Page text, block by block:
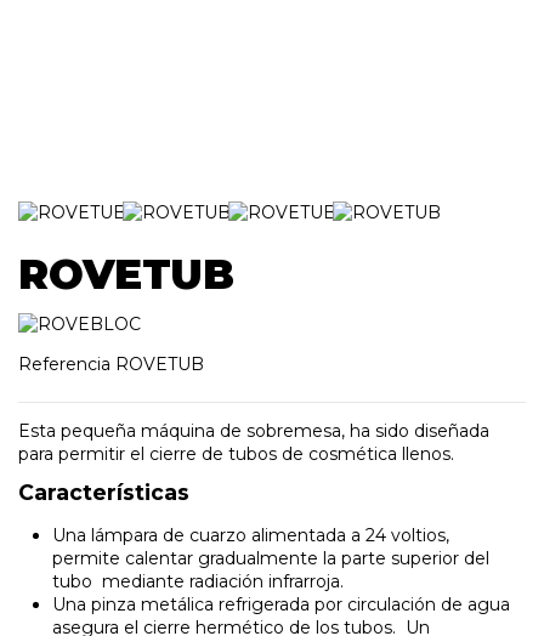
ROVETUB
Referencia ROVETUB
Esta pequeña máquina de sobremesa, ha sido diseñada
para permitir el cierre de tubos de cosmética llenos.
Características
Una lámpara de cuarzo alimentada a 24 voltios,
permite calentar gradualmente la parte superior del
tubo mediante radiación infrarroja.
Una pinza metálica refrigerada por circulación de agua
asegura el cierre hermético de los tubos. Un